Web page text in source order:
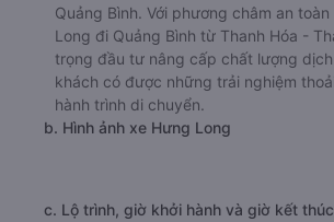
Quảng Bình. Với phương châm an
Long đi Quảng Bình từ Thanh Hóa -
trọng đầu tư nâng cấp chất lượng
khách có được những trải nghiệm
hành trình di chuyển.
b. Hình ảnh xe Hưng Long
c. Lộ trình, giờ khởi hành và giờ kết